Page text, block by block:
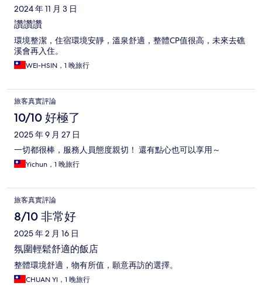
2024 年 11 月 3 日
讚讚讚
環境整潔，住宿環境安靜，溫泉舒適，整體CP值很高，未來去礁
溪會再入住。
WEI-HSIN，1 晚旅行
旅客真實評論
10/10 好極了
2025 年 9 月 27 日
一切都很棒，服務人員態度親切！ 還有點心也可以享用～
Yichun，1 晚旅行
旅客真實評論
8/10 非常好
2025 年 2 月 16 日
氛圍輕鬆舒適的飯店
整體環境舒適，物有所值，願意再訪的選擇。
CHUAN YI，1 晚旅行